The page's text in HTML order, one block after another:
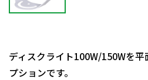
ディスクライト100W/150Wを
プションです。